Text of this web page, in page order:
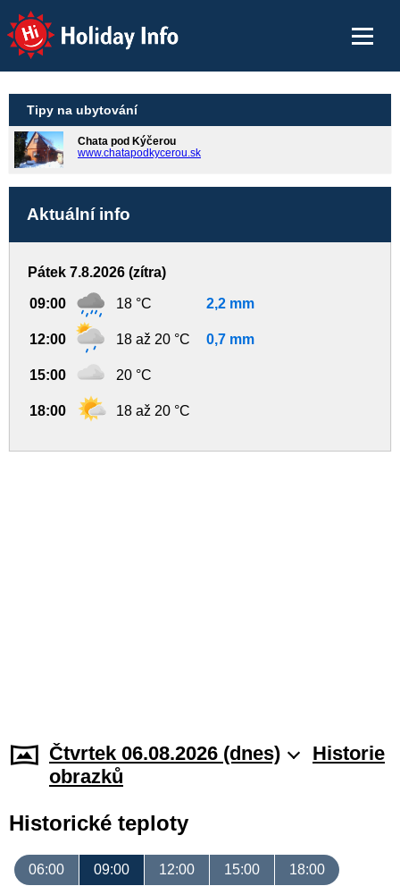
Holiday Info
Tipy na ubytování
Chata pod Kýčerou
www.chatapodkycerou.sk
Aktuální info
Pátek 7.8.2026 (zítra)
09:00 18 °C 2,2 mm
12:00 18 až 20 °C 0,7 mm
15:00 20 °C
18:00 18 až 20 °C
Čtvrtek 06.08.2026 (dnes)
Historie
obrazků
Historické teploty
06:00 09:00 12:00 15:00 18:00